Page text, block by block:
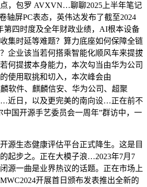
，包罗 AVXVN…聊聊2025上半年笔记
轴屏PC表态，英伟达发布了截至2024
第四时度及全年财政业绩，AI根本设备
集时延等难题？算力底座如何保障全链
企业该当若何搭乘智能化顺风车来提拔
何提拔本身能力，本次勾当由华为公司
使用取挑和切入，本次峰会由
软件、麒麟信安、华为公司、超聚
近日，以及更完美的南向设…正在前不
中国开源手艺委员会一周年”群访中，一
生态健康评估平台正式降生。这是目
起步之。正在大模子浪…2023年7月7
源一曲是业界热议的话题。正在市场上
开展首日颁布发表推出全新的